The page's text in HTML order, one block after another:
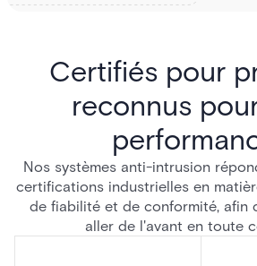
Certifiés pour
reconnus
Nos systèmes anti-intrusion
certifications industrielles en
de fiabilité et de conformité, afin
aller de l'avant en toute